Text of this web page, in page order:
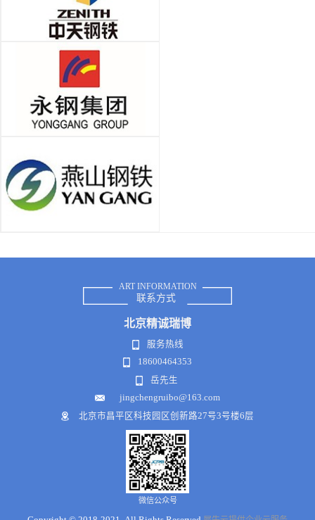
ART INFORMATION
联系方式
北京精诚瑞博
服务热线
18600464353
岳先生
jingchengruibo@163.com
北京市昌平区科技园区创新路27号3号楼6层
微信公众号